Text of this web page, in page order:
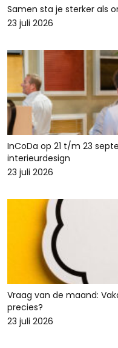
Samen sta je sterker als
23 juli 2026
InCoDa op 21 t/m 23
interieurdesign
23 juli 2026
Vraag van de maand:
precies?
23 juli 2026